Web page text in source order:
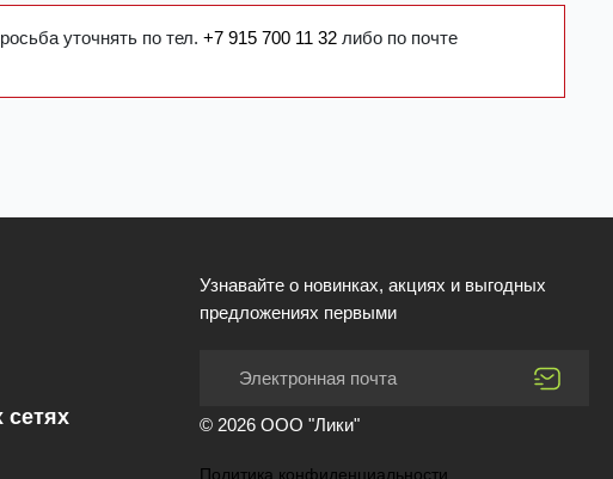
уточнять по тел. +7 915 700 11 32 либо по почте
Узнавайте о новинках, акциях и выгодных
предложениях первыми
© 2026 ООО "Лики"
Политика конфиденциальности